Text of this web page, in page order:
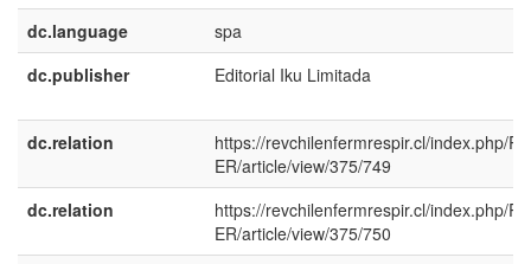
dc.language
spa
dc.publisher
Editorial Iku Limitada
dc.relation
https://revchilenfermrespir.cl/index.php/
ER/article/view/375/749
dc.relation
https://revchilenfermrespir.cl/index.php/
ER/article/view/375/750